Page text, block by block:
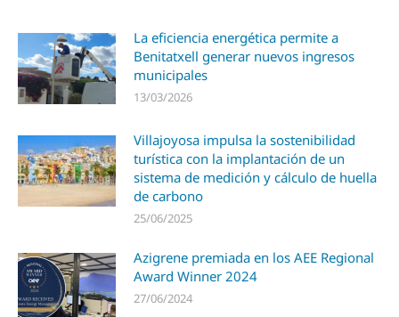
La eficiencia energética permite a
Benitatxell generar nuevos ingresos
municipales
13/03/2026
Villajoyosa impulsa la sostenibilidad
turística con la implantación de un
sistema de medición y cálculo de huella
de carbono
25/06/2025
Azigrene premiada en los AEE Regional
Award Winner 2024
27/06/2024